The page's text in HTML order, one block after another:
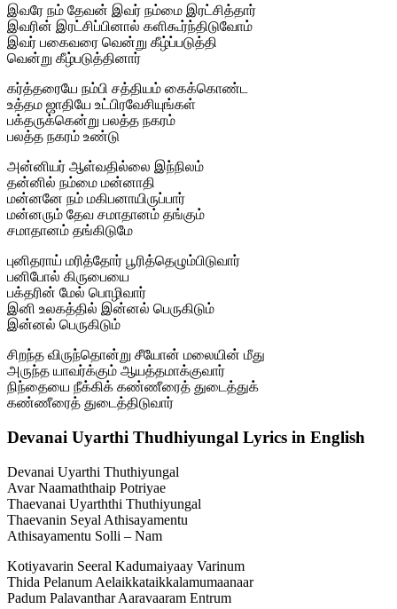
இவரே நம் தேவன் இவர் நம்மை இரட்சித்தார்
இவரின் இரட்சிப்பினால் களிகூர்ந்திடுவோம்
இவர் பகைவரை வென்று கீழ்ப்படுத்தி
வென்று கீழ்படுத்தினார்
கர்த்தரையே நம்பி சத்தியம் கைக்கொண்ட
உத்தம ஜாதியே உட்பிரவேசியுங்கள்
பக்தருக்கென்று பலத்த நகரம்
பலத்த நகரம் உண்டு
அன்னியர் ஆள்வதில்லை இந்நிலம்
தன்னில் நம்மை மன்னாதி
மன்னனே நம் மகிபனாயிருப்பார்
மன்னரும் தேவ சமாதானம் தங்கும்
சமாதானம் தங்கிடுமே
புனிதராய் மரித்தோர் பூரித்தெழும்பிடுவார்
பனிபோல் கிருபையை
பக்தரின் மேல் பொழிவார்
இனி உலகத்தில் இன்னல் பெருகிடும்
இன்னல் பெருகிடும்
சிறந்த விருந்தொன்று சீயோன் மலையின் மீது
அருந்த யாவர்க்கும் ஆயத்தமாக்குவார்
நிந்தையை நீக்கிக் கண்ணீரைத் துடைத்துக்
கண்ணீரைத் துடைத்திடுவார்
Devanai Uyarthi Thudhiyungal Lyrics in English
Devanai Uyarthi Thuthiyungal
Avar Naamaththaip Potriyae
Thaevanai Uyarththi Thuthiyungal
Thaevanin Seyal Athisayamentu
Athisayamentu Solli – Nam
Kotiyavarin Seeral Kadumaiyaay Varinum
Thida Pelanum Aelaikkataikkalamumaanaar
Padum Palavanthar Aaravaaram Entrum